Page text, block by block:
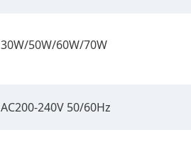
30W/50W/60W/70W
AC200-240V 50/60Hz